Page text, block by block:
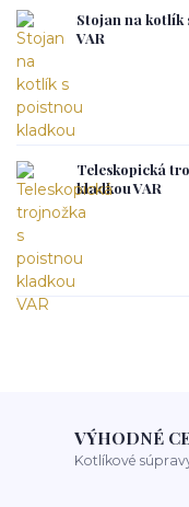
Stojan na kotlík
VAR
Teleskopická
kladkou VAR
VÝHODNÉ
Kotlíkové